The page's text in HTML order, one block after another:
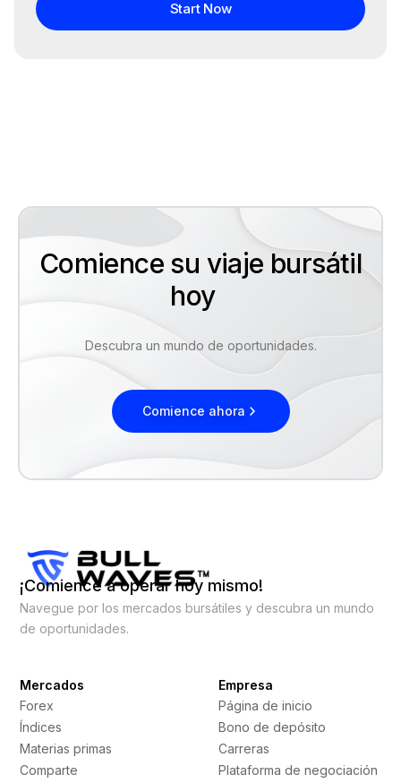
Start Now
Comience su viaje bursátil
hoy
Descubra un mundo de oportunidades.
Comience ahora
¡Comience a operar hoy mismo!
Navegue por los mercados bursátiles y descubra un mundo
de oportunidades.
Mercados
Forex
Índices
Materias primas
Comparte
Empresa
Página de inicio
Bono de depósito
Carreras
Plataforma de negociación